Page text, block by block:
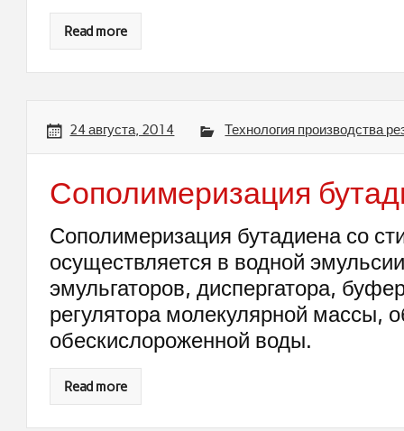
Read more
24 августа, 2014 Технология производства
Сополимеризация
Сополимеризация бутадиена со
осуществляется в водной
эмульгаторов, диспергатора,
регулятора молекулярной массы,
обескислороженной воды.
Read more